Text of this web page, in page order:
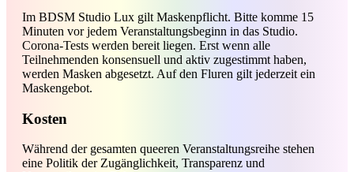
Im BDSM Studio Lux gilt Maskenpflicht. Bitte komme 15
Minuten vor jedem Veranstaltungsbeginn in das Studio.
Corona-Tests werden bereit liegen. Erst wenn alle
Teilnehmenden konsensuell und aktiv zugestimmt haben,
werden Masken abgesetzt. Auf den Fluren gilt jederzeit ein
Maskengebot.
Kosten
Während der gesamten queeren Veranstaltungsreihe stehen
eine Politik der Zugänglichkeit, Transparenz und